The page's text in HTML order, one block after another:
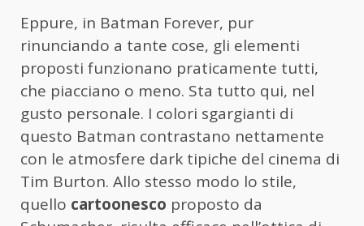
Eppure, in Batman Forever, pur
rinunciando a tante cose, gli elementi
proposti funzionano praticamente tutti,
che piacciano o meno. Sta tutto qui, nel
gusto personale. I colori sgargianti di
questo Batman contrastano nettamente
con le atmosfere dark tipiche del cinema di
Tim Burton. Allo stesso modo lo stile,
quello cartoonesco proposto da